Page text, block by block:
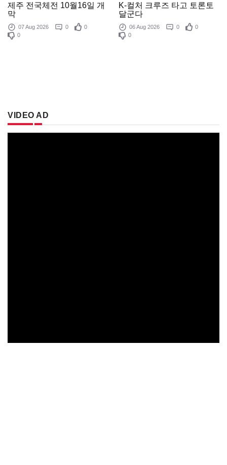
제주 전국체전 10월16일 개
막
07 Aug 2026 0
0
0
K-컬처 크루즈 타고 토론토
달군다
06 Aug 2026 0
0
0
VIDEO AD